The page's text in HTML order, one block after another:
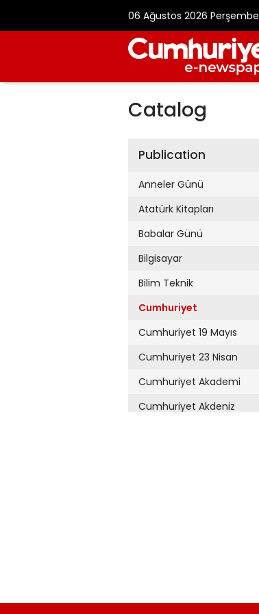
06 Ağustos 2026 Perşembe
Catalog
Publication
Anneler Günü
Atatürk Kitapları
Babalar Günü
Bilgisayar
Bilim Teknik
Cumhuriyet
Cumhuriyet 19 Mayıs
Cumhuriyet 23 Nisan
Cumhuriyet Akademi
Cumhuriyet Akdeniz
Cumhuriyet Çevre